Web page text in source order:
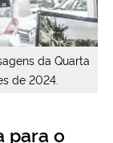
da Quarta
de 2024.
para o